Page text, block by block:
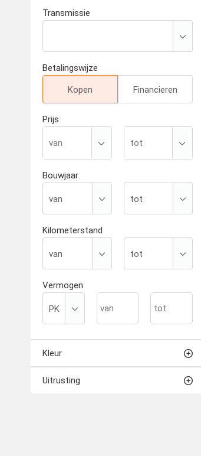
Transmissie
Betalingswijze
Kopen Financieren
Prijs
Bouwjaar
Kilometerstand
Vermogen
Kleur
Uitrusting